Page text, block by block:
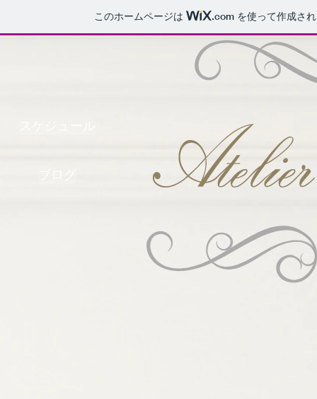
このホームページは .com を使って作成さ